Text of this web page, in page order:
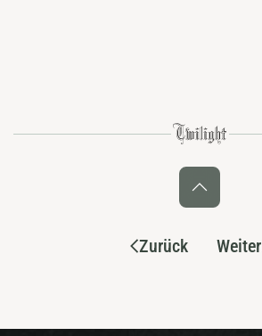
Zurück Weiter